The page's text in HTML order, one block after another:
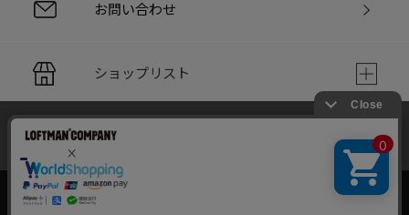
お問い合わせ
ショップリスト
PC版サイト
当サイトでは利用体験の向上およびコンテンツの最適な提供、ト
ラフィックの分析を目的としてCookieを使用しています。
サイトの閲覧を継続された場合、Cookieの利用に同意したことも
のといたします。
詳細については